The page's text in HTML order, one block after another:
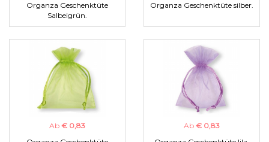
Organza Geschenktüte
Salbeigrün.
Organza Geschenktüte silber.
Ab € 0,83
Ab € 0,83